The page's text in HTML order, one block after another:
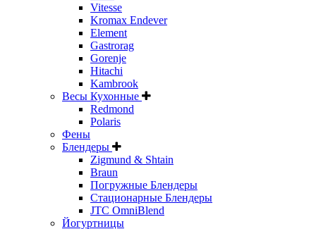
Vitesse
Kromax Endever
Element
Gastrorag
Gorenje
Hitachi
Kambrook
Весы Кухонные
Redmond
Polaris
Фены
Блендеры
Zigmund & Shtain
Braun
Погружные Блендеры
Стационарные Блендеры
JTC OmniBlend
Йогуртницы